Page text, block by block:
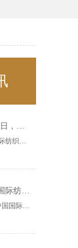
3月11-3月13日，华恩诚邀您共赴上海面辅料春夏展——华恩
2025年中国国际纺织面料及辅料（春夏）博览会即将盛大开启！感谢您对华恩品牌的关注！3.11-3.13，杭州华恩（LEMONLEE）诚邀您共赴这场春日的宴会！
2024年中国国际纺织面料及辅料（秋冬）博览会完美收官！——华恩
2024年8月，中国国际纺织面料及辅料（秋冬）博览会完美收官！作为一家拥有30年历史的专业衣架制造商，我们非常荣幸能够参与这一盛会，并在此期间与众多客户进行了广泛而深入的交流。